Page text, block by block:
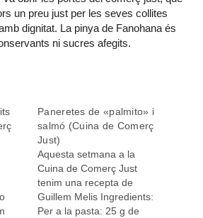
un preu just per les seves collites
dignitat. La pinya de Fanohana és
ni sucres afegits.
Paneretes de «palmito» i
salmó (Cuina de Comerç
Just)
Aquesta setmana a la
Cuina de Comerç Just
tenim una recepta de
Guillem Melis Ingredients:
Per a la pasta: 25 g de